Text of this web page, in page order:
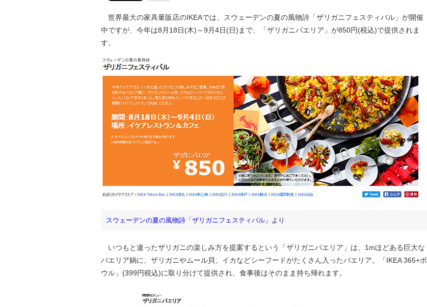
世界最大の家具量販店のIKEAでは、スウェーデンの夏の風物詩「ザリガニフェスティバル」が開催
中ですが、今年は8月18日(木)～9月4日(日)まで、「ザリガニパエリア」が850円(税込)で提供されま
す。
スウェーデンの夏の風物詩「ザリガニフェスティバル」 より
いつもと違ったザリガニの楽しみ方を提案するという「ザリガニパエリア」は、1mほどある巨大な
パエリア鍋に、ザリガニやムール貝、イカなどシーフードがたくさん入ったパエリア。「IKEA 365+ボ
ウル」(399円税込)に取り分けて提供され、食事後はそのまま持ち帰れます。